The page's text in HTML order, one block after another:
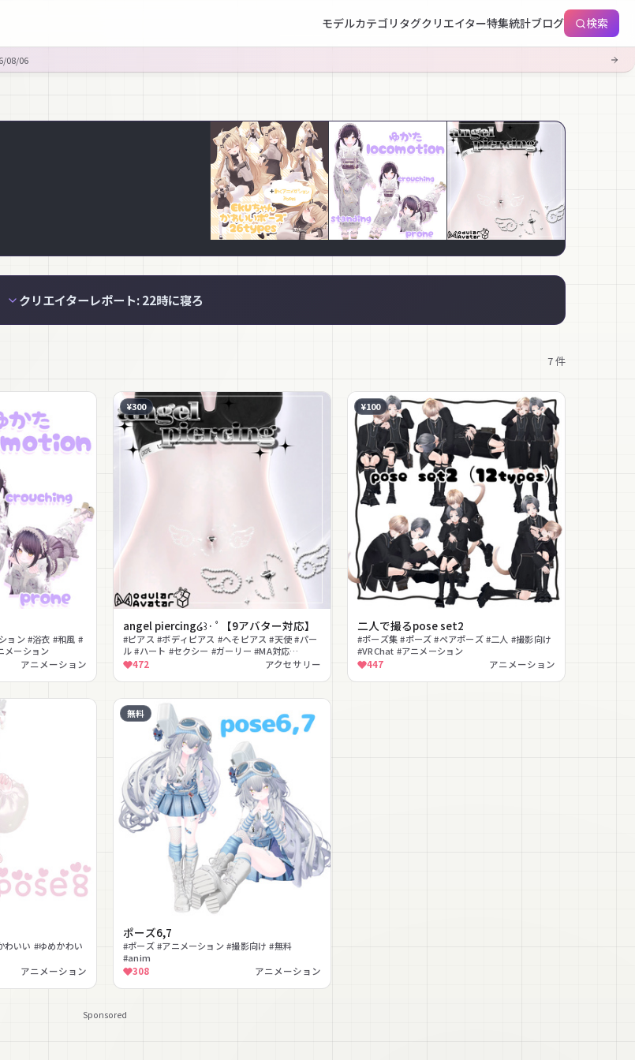
モデルカテゴリ タグクリエイター特集統計ブログ 検索
08/06
クリエイターレポート: 22時に寝ろ
7件
ョン #浴衣 #和風 #
メーション
アニメーション
¥300
angel piercing໒꒱· ﾟ【9アバター対応】
#ピアス #ボディピアス #へそピアス #天使 #パー
ル #ハート #セクシー #ガーリー #MA対応
#VRChat
472 アクセサリー
¥100
二人で撮るpose set2
#ポーズ集 #ポーズ #ペアポーズ #二人 #撮影向け
#VRChat #アニメーション
447
アニメーション
わいい #ゆめかわい
アニメーション
無料
ポーズ6,7
#ポーズ #アニメーション #撮影向け #無料
#anim
308
アニメーション
Sponsored